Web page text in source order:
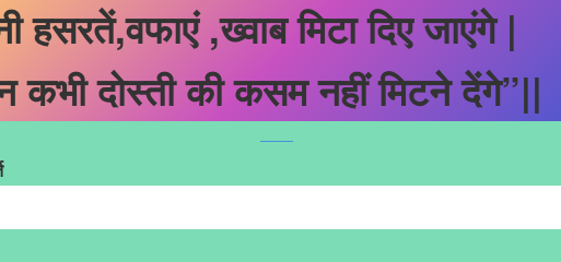
हसरतें,वफाएं ,ख्वाब मिटा दिए जाएंगे |
कभी दोस्ती की कसम नहीं मिटने देंगे”||